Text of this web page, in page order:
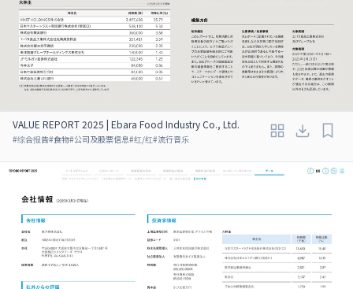
VALUE REPORT 2025 | Ebara Food Industry Co., Ltd.
#综合报告#食物#公司及股票信息#红/红#流行音乐